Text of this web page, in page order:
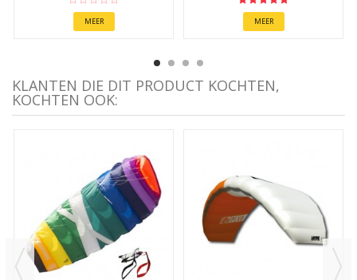
MEER MEER
KLANTEN DIE DIT PRODUCT KOCHTEN,
KOCHTEN OOK: